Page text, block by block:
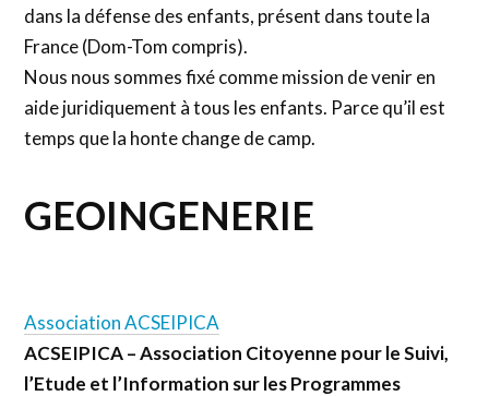
dans la défense des enfants, présent dans toute la
France (Dom-Tom compris).
Nous nous sommes fixé comme mission de venir en
aide juridiquement à tous les enfants. Parce qu’il est
temps que la honte change de camp.
GEOINGENERIE
Association ACSEIPICA
ACSEIPICA – Association Citoyenne pour le Suivi,
l’Etude et l’Information sur les Programmes